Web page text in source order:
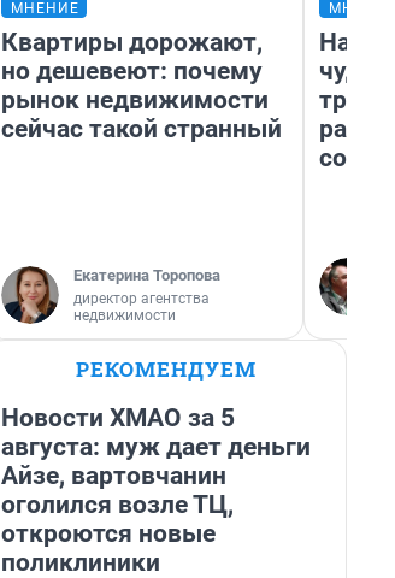
МНЕНИЕ
Квартиры дорожают,
но дешевеют: почему
рынок недвижимости
сейчас такой странный
Екатерина Торопова
директор агентства
недвижимости
РЕКОМЕНДУЕМ
Новости ХМАО за 5
августа: муж дает деньги
Айзе, вартовчанин
оголился возле ТЦ,
откроются новые
поликлиники